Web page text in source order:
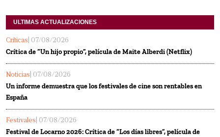
ULTIMAS ACTUALIZACIONES
Críticas | 07/08/2026
Crítica de “Un hijo propio”, película de Maite Alberdi (Netflix)
Noticias | 07/08/2026
Un informe demuestra que los festivales de cine son rentables en
España
Festivales | 07/08/2026
Festival de Locarno 2026: Crítica de “Los días libres”, película de